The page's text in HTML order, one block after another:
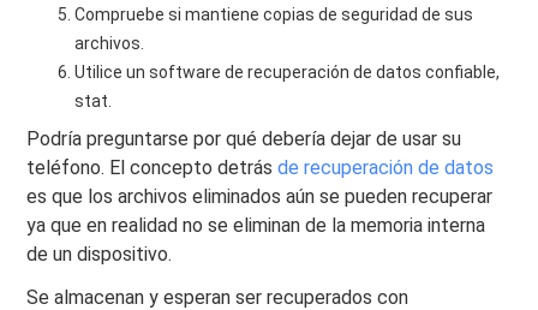
Compruebe si mantiene copias de seguridad de sus
archivos.
Utilice un software de recuperación de datos confiable,
stat.
Podría preguntarse por qué debería dejar de usar su
teléfono. El concepto detrásde recuperación de datos
es que los archivos eliminados aún se pueden recuperar
ya que en realidad no se eliminan de la memoria interna
de un dispositivo.
Se almacenan y esperan ser recuperados con